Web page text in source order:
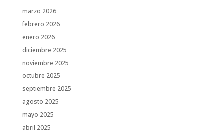
marzo 2026
febrero 2026
enero 2026
diciembre 2025
noviembre 2025
octubre 2025
septiembre 2025
agosto 2025
mayo 2025
abril 2025